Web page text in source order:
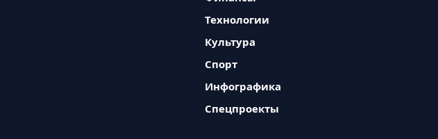
Технологии
Культура
Спорт
Инфографика
Спецпроекты